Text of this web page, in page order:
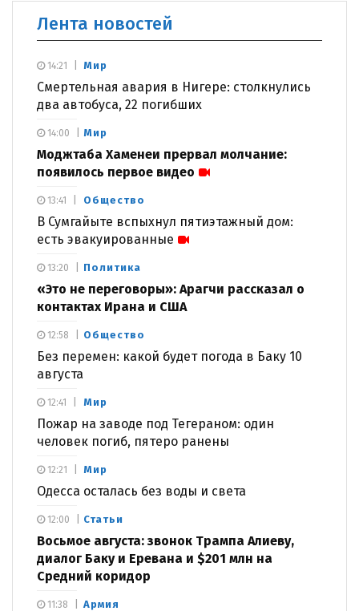
Лента новостей
Мир
Смертельная авария в Нигере: столкнулись
два автобуса, 22 погибших
14:21
Мир
Моджтаба Хаменеи прервал молчание:
появилось первое видео
14:00
Общество
В Сумгайыте вспыхнул пятиэтажный дом:
есть эвакуированные
13:41
Политика
«Это не переговоры»: Арагчи рассказал о
контактах Ирана и США
13:20
Общество
Без перемен: какой будет погода в Баку 10
августа
12:58
Мир
Пожар на заводе под Тегераном: один
человек погиб, пятеро ранены
12:41
Мир
Одесса осталась без воды и света
12:21
Статьи
Восьмое августа: звонок Трампа Алиеву,
диалог Баку и Еревана и $201 млн на
Средний коридор
12:00
Армия
11:38